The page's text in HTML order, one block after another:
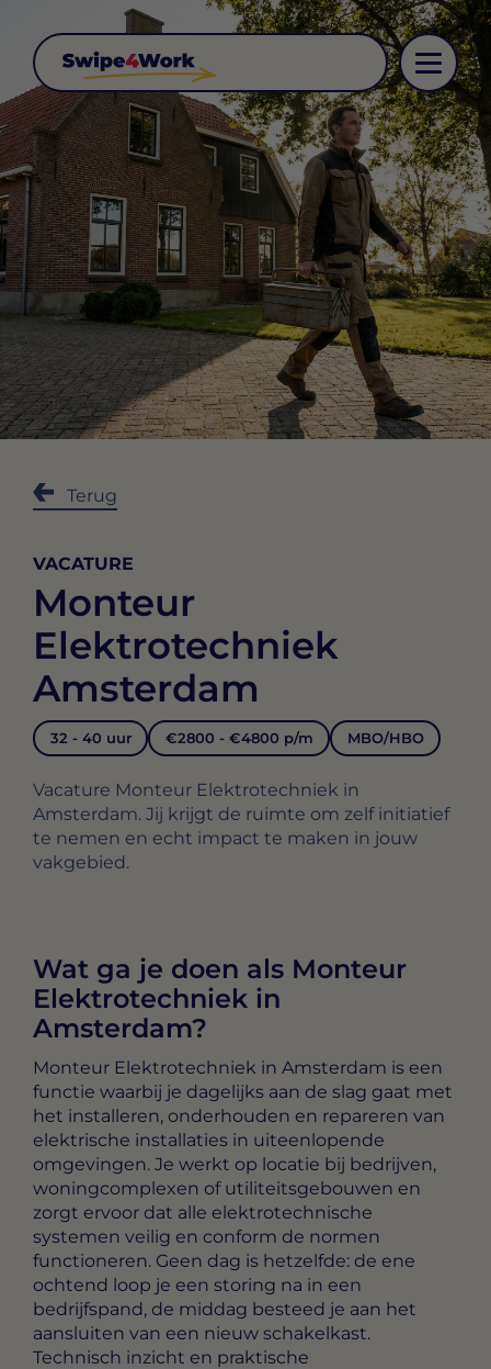
Terug
VACATURE
Monteur
Elektrotechniek
Amsterdam
32 - 40 uur €2800 - €4800 p/m MBO/HBO
Vacature Monteur Elektrotechniek in
Amsterdam. Jij krijgt de ruimte om zelf initiatief
te nemen en echt impact te maken in jouw
vakgebied.
Wat ga je doen als Monteur
Elektrotechniek in
Amsterdam?
Monteur Elektrotechniek in Amsterdam is een
functie waarbij je dagelijks aan de slag gaat met
het installeren, onderhouden en repareren van
elektrische installaties in uiteenlopende
omgevingen. Je werkt op locatie bij bedrijven,
woningcomplexen of utiliteitsgebouwen en
zorgt ervoor dat alle elektrotechnische
systemen veilig en conform de normen
functioneren. Geen dag is hetzelfde: de ene
ochtend loop je een storing na in een
bedrijfspand, de middag besteed je aan het
aansluiten van een nieuw schakelkast.
Technisch inzicht en praktische